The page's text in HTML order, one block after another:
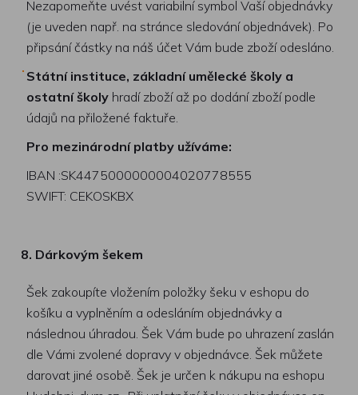
Nezapomeňte uvést variabilní symbol Vaší objednávky
(je uveden např. na stránce sledování objednávek). Po
připsání částky na náš účet Vám bude zboží odesláno.
Státní instituce, základní umělecké školy a
ostatní školy hradí zboží až po dodání zboží podle
údajů na přiložené faktuře.
Pro mezinárodní platby užíváme:
IBAN :SK4475000000004020778555
SWIFT: CEKOSKBX
8. Dárkovým šekem
Šek zakoupíte vložením položky šeku v eshopu do
košíku a vyplněním a odesláním objednávky a
následnou úhradou. Šek Vám bude po uhrazení zaslán
dle Vámi zvolené dopravy v objednávce. Šek můžete
darovat jiné osobě. Šek je určen k nákupu na eshopu